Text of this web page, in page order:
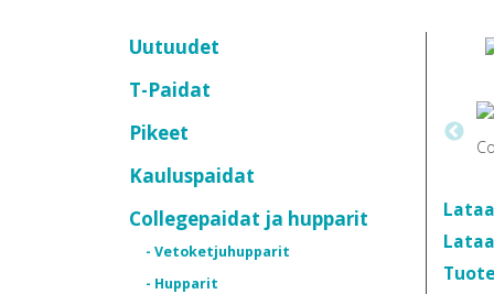
Uutuudet
T-Paidat
Pikeet
Kauluspaidat
Collegepaidat ja hupparit
- Vetoketjuhupparit
- Hupparit